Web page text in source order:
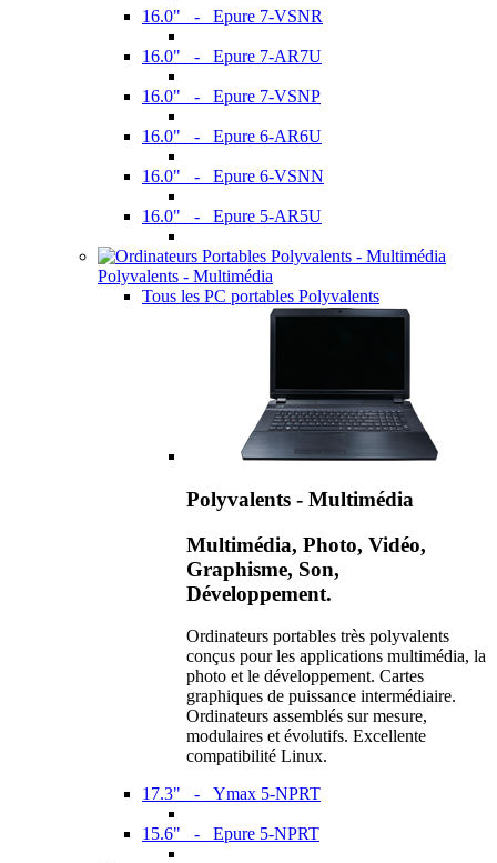
16.0" - Epure 7-VSNR
16.0" - Epure 7-AR7U
16.0" - Epure 7-VSNP
16.0" - Epure 6-AR6U
16.0" - Epure 6-VSNN
16.0" - Epure 5-AR5U
Polyvalents - Multimédia
Tous les PC portables Polyvalents
Polyvalents - Multimédia
Multimédia, Photo, Vidéo,
Graphisme, Son,
Développement.
Ordinateurs portables très polyvalents
conçus pour les applications multimédia, la
photo et le développement. Cartes
graphiques de puissance intermédiaire.
Ordinateurs assemblés sur mesure,
modulaires et évolutifs. Excellente
compatibilité Linux.
17.3" - Ymax 5-NPRT
15.6" - Epure 5-NPRT